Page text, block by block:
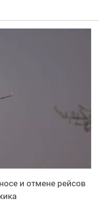
и отмене рейсов